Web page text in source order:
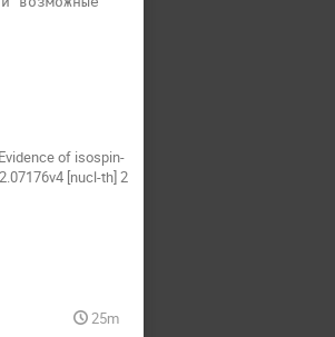
of isospin-
[nucl-th] 2
25m